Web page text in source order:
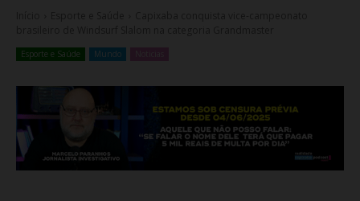
Esporte e Saúde Mundo